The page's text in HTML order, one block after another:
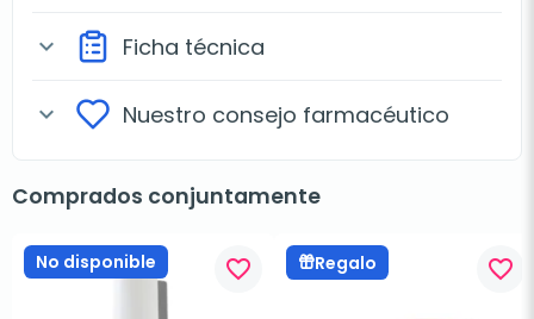
expand_more Ficha técnica
expand_more Nuestro consejo farmacéutico
Comprados conjuntamente
No disponible favorite_border Regalo favorite_border